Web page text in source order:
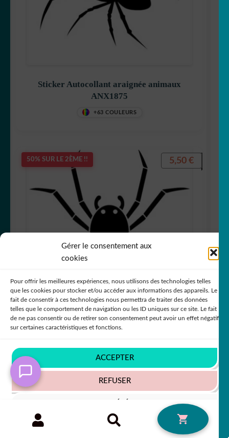
Gérer le consentement aux
cookies
Pour offrir les meilleures expériences, nous utilisons des technologies telles
que les cookies pour stocker et/ou accéder aux informations des appareils. Le
fait de consentir à ces technologies nous permettra de traiter des données
telles que le comportement de navigation ou les ID uniques sur ce site. Le fait
de ne pas consentir ou de retirer son consentement peut avoir un effet négatif
sur certaines caractéristiques et fonctions.
ACCEPTER
REFUSER
Politique de confidentialité
Sticker Autocollant araignée animaux
ANX1875
+63 COULEURS
50% SUR LE 2ÈME !!
Sticker Autocollant araignée animaux
ANX1874
5,50 €
50% SUR LE 2ÈME !! 7,80
Recherche
RECHERCHE